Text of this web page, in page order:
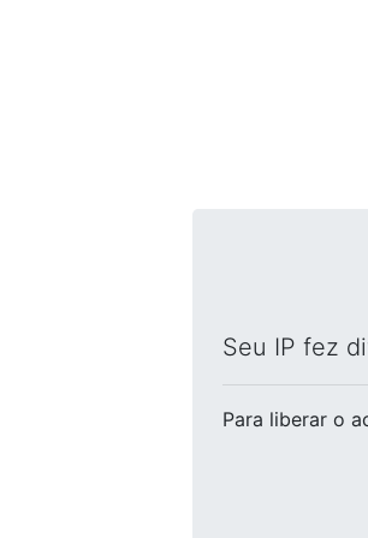
Seu IP fez
Para liberar o